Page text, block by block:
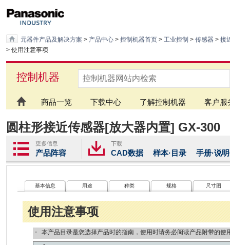
元器件产品及解决方案 > 产品中心 > 控制机器首页 > 工业控制 > 传感器 > 接
> 使用注意事项
控制机器
商品一览 下载中心 了解控制机器 客户服
圆柱形接近传感器[放大器内置] GX-300
产品阵容 CAD数据 样本·目录 手册·说
基本信息 用途 种类 规格 尺寸图
使用注意事项
・ 本产品目录是您选择产品时的指南，使用时请务必阅读产品附带的使